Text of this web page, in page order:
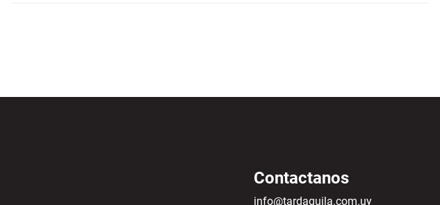
Contactanos
info@tardaguila.com.uy